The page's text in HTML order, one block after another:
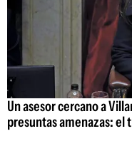
Un asesor cercano a
presuntas amenazas: el